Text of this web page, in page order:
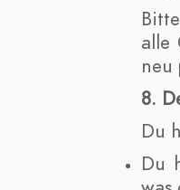
alle
neu
8.
Du
Du